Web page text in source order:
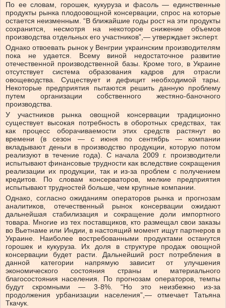
По ее словам, горошек, кукуруза и фасоль — единственные
продукты рынка плодоовощной консервации, спрос на которые
остается неизменным. “В ближайшие годы рост на эти продукты
сохранится, несмотря на некоторое снижение объемов
производства отдельных его участников”,— утверждает эксперт.
Однако отвоевать рынок у Венгрии украинским производителям
пока не удается. Всему виной недостаточное развитие
отечественной производственной базы. Кроме того, в Украине
отсутствует система образования кадров для отрасли
овощеводства. Существует и дефицит необходимой тары.
Некоторые предприятия пытаются решить данную проблему
путем организации собственного жестяно-баночного
производства.
У участников рынка овощной консервации традиционно
существует высокая потребность в оборотных средствах, так
как процесс оборачиваемости этих средств растянут во
времени (в сезон — с июня по сентябрь — компании
вкладывают деньги в производство продукции, которую потом
реализуют в течение года). С начала 2009 г. производители
испытывают финансовые трудности как вследствие сокращения
реализации их продукции, так и из-за проблем с получением
кредитов. По словам консерваторов, мелкие предприятия
испытывают трудностей больше, чем крупные компании.
Однако, согласно ожиданиям операторов рынка и прогнозам
аналитиков, отечественный рынок консервации ожидают
дальнейшая стабилизация и сокращение доли импортного
товара. Многие из тех поставщиков, кто размещал свои заказы
во Вьетнаме или Индии, в настоящий момент ищут партнеров в
Украине. Наиболее востребованными продуктами останутся
горошек и кукуруза. Их доля в структуре продаж овощной
консервации будет расти. Дальнейший рост потребления в
данной категории напрямую зависит от улучшения
экономического состояния страны и материального
благосостояния населения. По прогнозам операторов, темпы
будут скромными — 3-8%. “Но это неизбежно из-за
продолжения урбанизации населения”,— отмечает Татьяна
Ткачук.